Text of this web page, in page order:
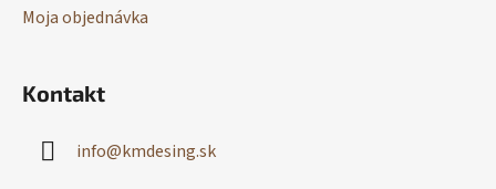
Moja objednávka
Kontakt
info@kmdesing.sk